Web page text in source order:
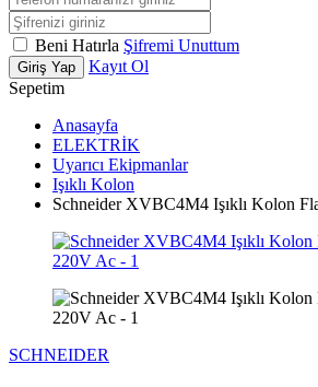
Beni Hatırla Şifremi Unuttum
Giriş Yap
Kayıt Ol
Sepetim
Anasayfa
ELEKTRİK
Uyarıcı Ekipmanlar
Işıklı Kolon
Schneider XVBC4M4 Işıklı Kolon
SCHNEIDER